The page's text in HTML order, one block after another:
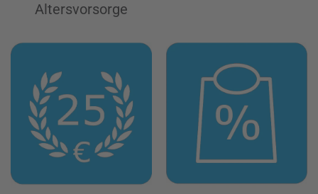
Altersvorsorge